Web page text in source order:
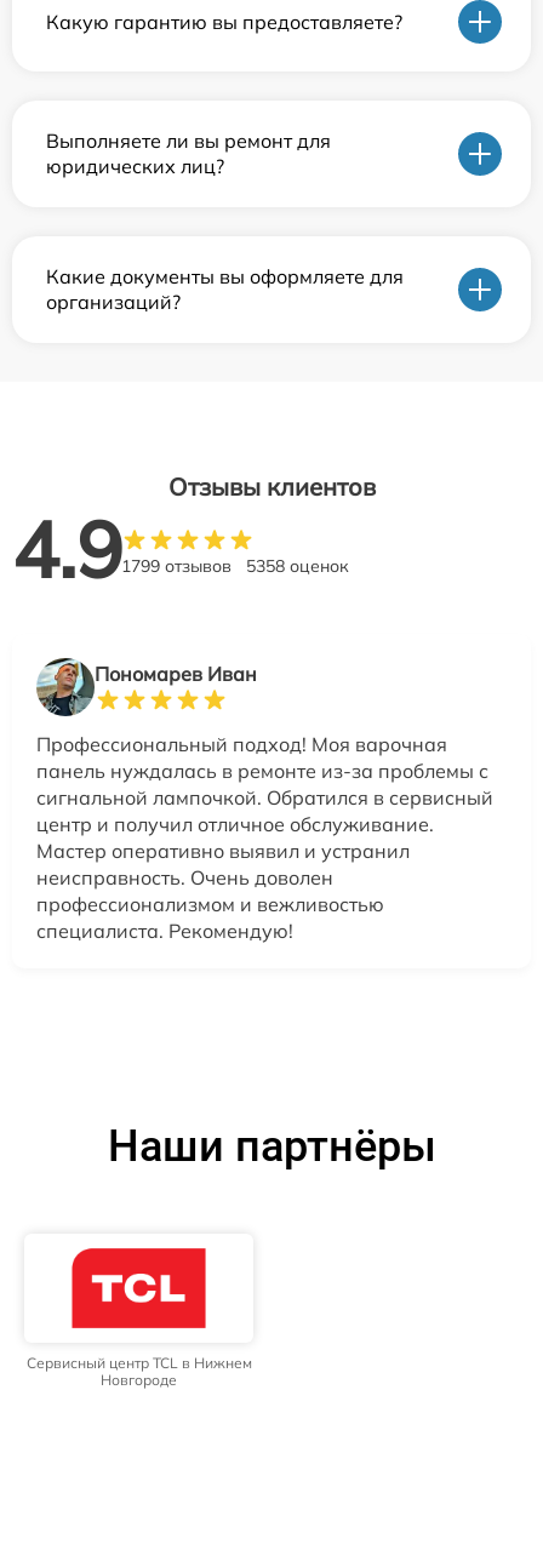
Какую гарантию вы предоставляете?
Выполняете ли вы ремонт для
юридических лиц?
Какие документы вы оформляете для
организаций?
Отзывы клиентов
4.91799 отзывов 5358 оценок
Пономарев Иван
Профессиональный подход! Моя варочная
панель нуждалась в ремонте из-за проблемы с
сигнальной лампочкой. Обратился в сервисный
центр и получил отличное обслуживание.
Мастер оперативно выявил и устранил
неисправность. Очень доволен
профессионализмом и вежливостью
специалиста. Рекомендую!
Наши партнёры
Сервисный центр TCL в Нижнем
Новгороде